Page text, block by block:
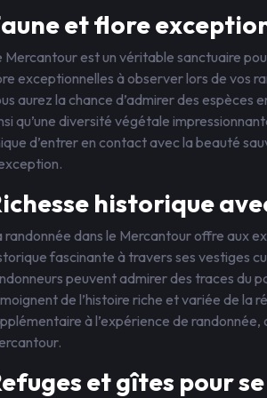
et flore
Mercantour est un véritable sanctuaire
exceptionnelles à observer lors de vos
aurez la chance d’admirer des espèces
qu’une diversité végétale
d’entrer en contact avec la beauté
historique
randonnée dans le Mercantour offre aux
fascinante à travers ses vestiges
peuvent admirer des traces du
de l’histoire riche et variée de la
à l’expérience de
et gîtes pour